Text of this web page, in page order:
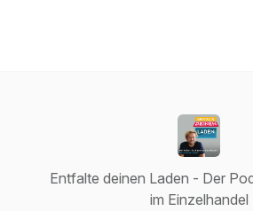
Entfalte deinen Laden - Der
im Einzelhandel